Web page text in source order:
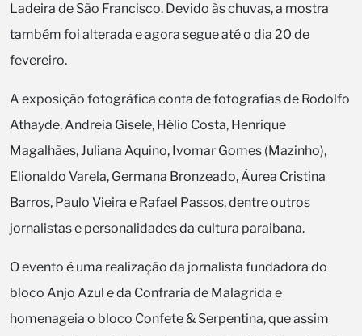
Ladeira de São Francisco. Devido às chuvas, a mostra
também foi alterada e agora segue até o dia 20 de
fevereiro.
A exposição fotográfica conta de fotografias de Rodolfo
Athayde, Andreia Gisele, Hélio Costa, Henrique
Magalhães, Juliana Aquino, Ivomar Gomes (Mazinho),
Elionaldo Varela, Germana Bronzeado, Áurea Cristina
Barros, Paulo Vieira e Rafael Passos, dentre outros
jornalistas e personalidades da cultura paraibana.
O evento é uma realização da jornalista fundadora do
bloco Anjo Azul e da Confraria de Malagrida e
homenageia o bloco Confete & Serpentina, que assim